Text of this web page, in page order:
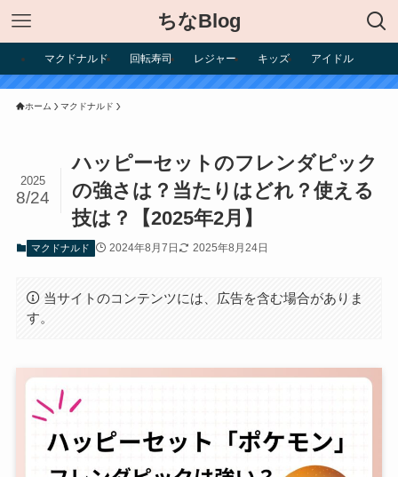
ちなBlog
マクドナルド 回転寿司 レジャー キッズ アイドル
ホーム マクドナルド
ハッピーセットのフレンダピック
の強さは？当たりはどれ？使える
技は？【2025年2月】
2025
8/24
マクドナルド 2024年8月7日 2025年8月24日
当サイトのコンテンツには、広告を含む場合がありま
す。